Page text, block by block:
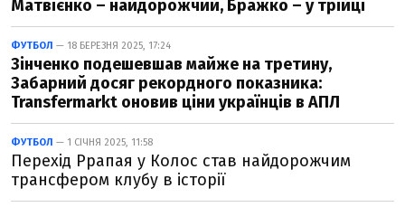
Матвієнко – найдорожчий, Бражко – у трійці
ФУТБОЛ — 18 БЕРЕЗНЯ 2025, 17:24
Зінченко подешевшав майже на третину,
Забарний досяг рекордного показника:
Transfermarkt оновив ціни українців в АПЛ
ФУТБОЛ — 1 СІЧНЯ 2025, 11:58
Перехід Ррапая у Колос став найдорожчим
трансфером клубу в історії